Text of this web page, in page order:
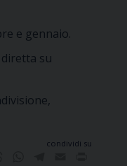
e gennaio.
su
condividi su